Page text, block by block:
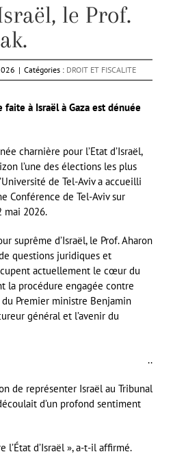
le Prof.
| Catégories : DROIT ET FISCALITE
faite à Israël à Gaza est dénuée
charnière pour l’Etat d’Israël,
l’une des élections les plus
de Tel-Aviv a accueilli
Conférence de Tel-Aviv sur
mai 2026.
suprême d’Israël, le Prof. Aharon
questions juridiques et
actuellement le cœur du
la procédure engagée contre
du Premier ministre Benjamin
général et l’avenir du
..
de représenter Israël au Tribunal
d’un profond sentiment
l’État d’Israël », a-t-il affirmé.